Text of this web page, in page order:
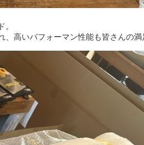
高いパフォーマン性能も皆さんの満